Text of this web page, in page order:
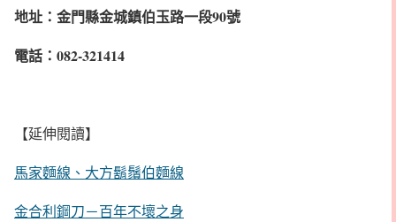
地址：金門縣金城鎮伯玉路一段90號
電話：082-321414
【延伸閱讀】
馬家麵線、大方鬍鬚伯麵線
金合利鋼刀－百年不壞之身